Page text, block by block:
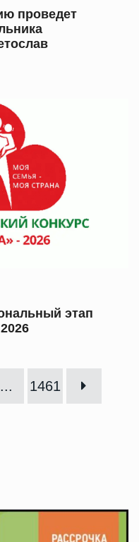
проведет
этап
... 1461